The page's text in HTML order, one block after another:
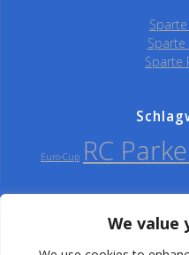
We value
Sparte
Sparte
Euro-Cup RC